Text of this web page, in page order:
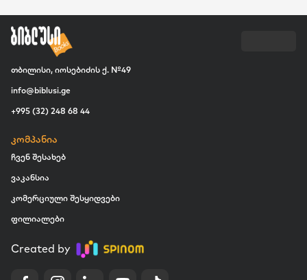
თბილისი, იოსებიძის ქ. №49
info@biblusi.ge
+995 (32) 248 68 44
კომპანია
ჩვენ შესახებ
ვაკანსია
კომერციული შესყიდვები
ფილიალები
Created by